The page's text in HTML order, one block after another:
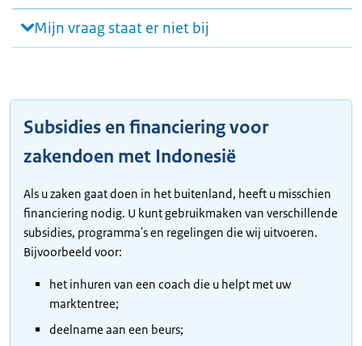
Mijn vraag staat er niet bij
Subsidies en financiering voor
zakendoen met Indonesië
Als u zaken gaat doen in het buitenland, heeft u misschien
financiering nodig. U kunt gebruikmaken van verschillende
subsidies, programma's en regelingen die wij uitvoeren.
Bijvoorbeeld voor:
het inhuren van een coach die u helpt met uw
marktentree;
deelname aan een beurs;